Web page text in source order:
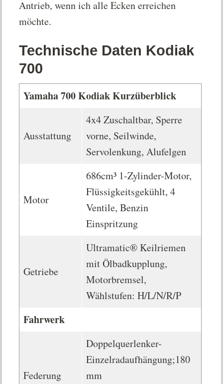
Antrieb, wenn ich alle Ecken erreichen
möchte.
Technische Daten Kodiak
700
Yamaha 700 Kodiak Kurzüberblick
Ausstattung
4x4 Zuschaltbar, Sperre
vorne, Seilwinde,
Servolenkung, Alufelgen
Motor
686cm³ 1-Zylinder-Motor,
Flüssigkeitsgekühlt, 4
Ventile, Benzin
Einspritzung
Getriebe
Ultramatic® Keilriemen
mit Ölbadkupplung,
Motorbremsel,
Wählstufen: H/L/N/R/P
Fahrwerk
Federung
Doppelquerlenker-
Einzelradaufhängung;180
mm